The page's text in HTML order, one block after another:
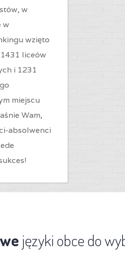
w
w
wzięto
liceów
i 1231
miejscu
Wam,
absolwenci
języki obce do